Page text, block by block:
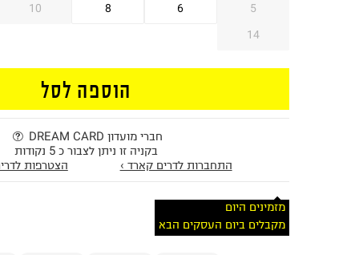
5
6
8
10
14
הוספה לסל
חברי מועדון DREAM CARD
בקניה זו ניתן לצבור כ 5 נקודות
התחברות לדרים קארד ›
הצטרפות
מזמינים היום
מקבלים ביום העסקים הבא